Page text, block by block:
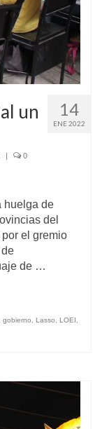
14
ENE 2022
un
| 0
huelga de
del
el gremio
de …
gobierno Lasso LOEI